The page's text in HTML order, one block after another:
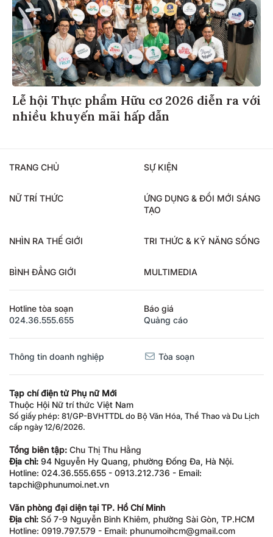
Lễ hội Thực phẩm Hữu cơ 2026 diễn ra với
nhiều khuyến mãi hấp dẫn
TRANG CHỦ SỰ KIỆN
NỮ TRÍ THỨC
ỨNG DỤNG & ĐỔI MỚI SÁNG
TẠO
NHÌN RA THẾ GIỚI TRI THỨC & KỸ NĂNG SỐNG
BÌNH ĐẲNG GIỚI MULTIMEDIA
Hotline tòa soạn
024.36.555.655
Báo giá
Quảng cáo
Thông tin doanh nghiệp Tòa soạn
Tạp chí điện tử Phụ nữ Mới
Thuộc Hội Nữ trí thức Việt Nam
Số giấy phép: 81/GP-BVHTTDL do Bộ Văn Hóa, Thể Thao và Du Lịch
cấp ngày 12/6/2026.
Tổng biên tập: Chu Thị Thu Hằng
Địa chỉ: 94 Nguyễn Hy Quang, phường Đống Đa, Hà Nội.
Hotline: 024.36.555.655 - 0913.212.736 - Email:
tapchi@phunumoi.net.vn
Văn phòng đại diện tại TP. Hồ Chí Minh
Địa chỉ: Số 7-9 Nguyễn Bỉnh Khiêm, phường Sài Gòn, TP.HCM
Hotline: 0919.797.579 - Email: phunumoihcm@gmail.com